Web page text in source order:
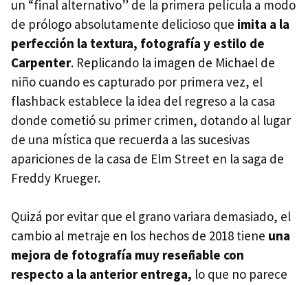
un “final alternativo” de la primera película a modo
de prólogo absolutamente delicioso que imita a la
perfección la textura, fotografía y estilo de
Carpenter. Replicando la imagen de Michael de
niño cuando es capturado por primera vez, el
flashback establece la idea del regreso a la casa
donde cometió su primer crimen, dotando al lugar
de una mística que recuerda a las sucesivas
apariciones de la casa de Elm Street en la saga de
Freddy Krueger.
Quizá por evitar que el grano variara demasiado, el
cambio al metraje en los hechos de 2018 tiene una
mejora de fotografía muy reseñable con
respecto a la anterior entrega, lo que no parece